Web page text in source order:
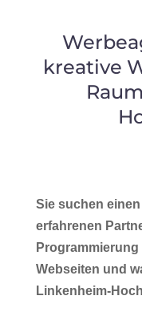
kreative
Sie suchen
erfahrenen
Webseiten und
Linkenheim-